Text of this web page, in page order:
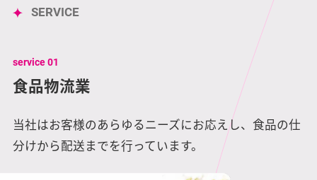
SERVICE
service 01
食品物流業
当社はお客様のあらゆるニーズにお応えし、食品の仕
分けから配送までを行っています。